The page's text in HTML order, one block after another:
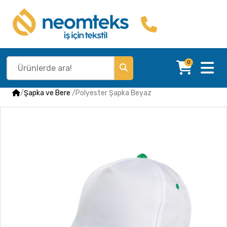
0
/Şapka ve Bere /Polyester Şapka Beyaz